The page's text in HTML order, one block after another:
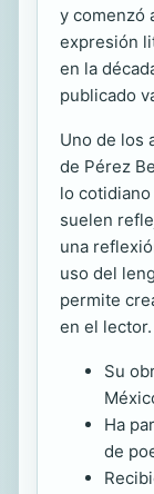
y comenzó
expresión
en la
publicado
Uno de los
de Pérez
lo
suelen
una
uso del
permite
en el lector.
Su
Ha
de